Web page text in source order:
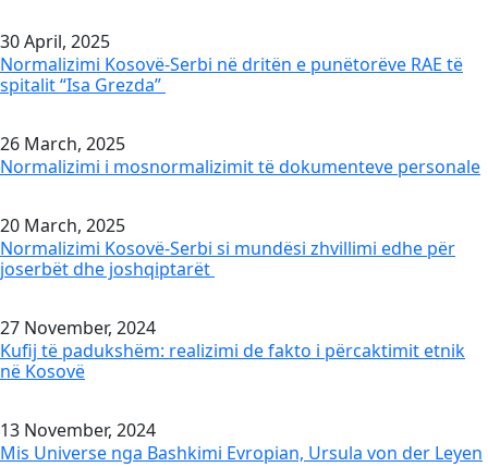
30 April, 2025
Normalizimi Kosovë-Serbi në dritën e punëtorëve RAE të
spitalit “Isa Grezda”
26 March, 2025
Normalizimi i mosnormalizimit të dokumenteve personale
20 March, 2025
Normalizimi Kosovë-Serbi si mundësi zhvillimi edhe për
joserbët dhe joshqiptarët
27 November, 2024
Kufij të padukshëm: realizimi de fakto i përcaktimit etnik
në Kosovë
13 November, 2024
Mis Universe nga Bashkimi Evropian, Ursula von der Leyen